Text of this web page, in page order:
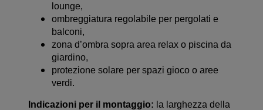
lounge,
ombreggiatura regolabile per pergolati e
balconi,
zona d’ombra sopra area relax o piscina da
giardino,
protezione solare per spazi gioco o aree
verdi.
Indicazioni per il montaggio: la larghezza della